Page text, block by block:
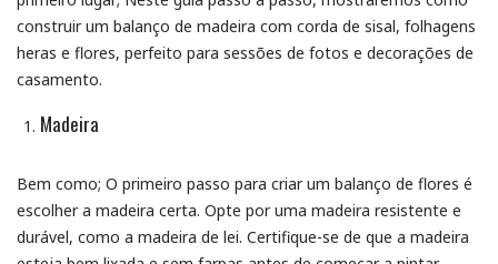
construir um balanço de madeira com corda de sisal, folhagens
heras e flores, perfeito para sessões de fotos e decorações de
casamento.
Madeira
Bem como; O primeiro passo para criar um balanço de flores é
escolher a madeira certa. Opte por uma madeira resistente e
durável, como a madeira de lei. Certifique-se de que a madeira